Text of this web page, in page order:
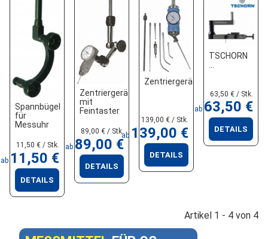
Spannbügel
für
Messuhr
11,50 € / Stk.
ab 11,50 €
DETAILS
Zentriergerät
mit
Feintaster
89,00 € / Stk.
ab 89,00 €
DETAILS
Zentriergerät
139,00 € / Stk.
ab 139,00 €
DETAILS
TSCHORN
63,50 € / Stk.
ab 63,50 €
DETAILS
Artikel 1 - 4 von 4